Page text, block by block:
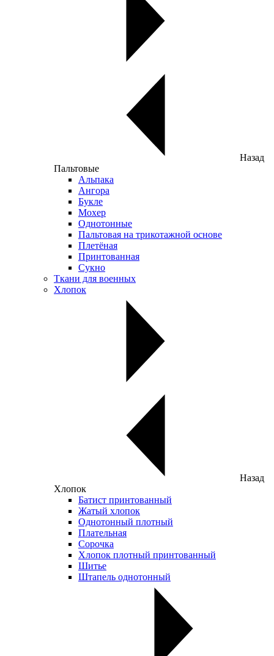
Назад
Пальтовые
Альпака
Ангора
Букле
Мохер
Однотонные
Пальтовая на трикотажной основе
Плетёная
Принтованная
Сукно
Ткани для военных
Хлопок
Назад
Хлопок
Батист принтованный
Жатый хлопок
Однотонный плотный
Плательная
Сорочка
Хлопок плотный принтованный
Шитье
Штапель однотонный